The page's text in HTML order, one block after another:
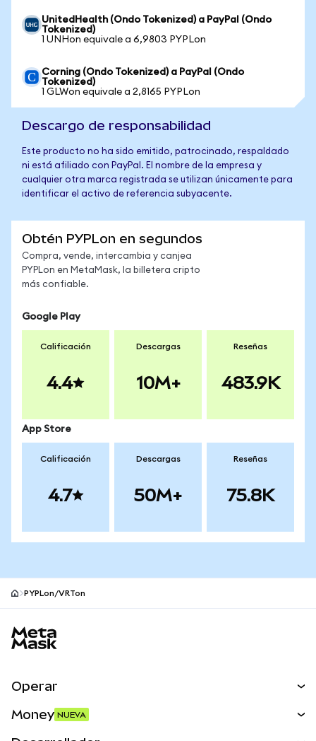
UnitedHealth (Ondo Tokenized) a PayPal (Ondo
Tokenized)
1 UNHon equivale a 6,9803 PYPLon
Corning (Ondo Tokenized) a PayPal (Ondo
Tokenized)
1 GLWon equivale a 2,8165 PYPLon
Descargo de responsabilidad
Este producto no ha sido emitido, patrocinado, respaldado
ni está afiliado con PayPal. El nombre de la empresa y
cualquier otra marca registrada se utilizan únicamente para
identificar el activo de referencia subyacente.
Obtén PYPLon en segundos
Compra, vende, intercambia y canjea
PYPLon en MetaMask, la billetera cripto
más confiable.
Google Play
Calificación
4.4
Descargas
10M+
Reseñas
483.9K
App Store
Calificación
4.7
Descargas
50M+
Reseñas
75.8K
PYPLon/VRTon
Operar
Money NUEVA